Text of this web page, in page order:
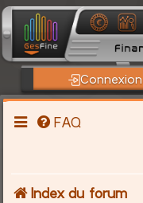
Connexion
FAQ
Index du forum